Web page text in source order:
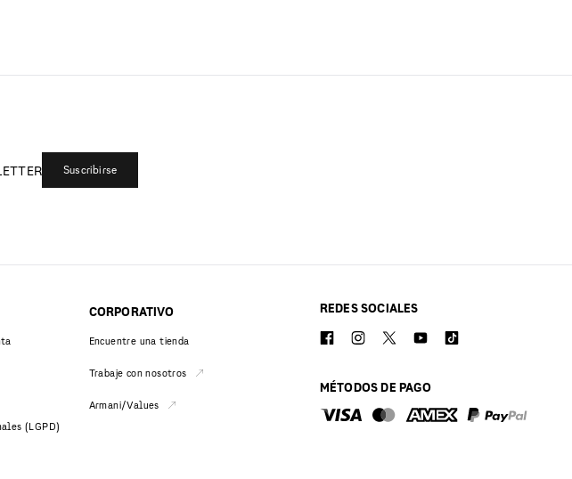
Suscribirse
(LGPD)
CORPORATIVO
Encuentre una tienda
Trabaje con nosotros
Armani/Values
REDES SOCIALES
MÉTODOS DE PAGO